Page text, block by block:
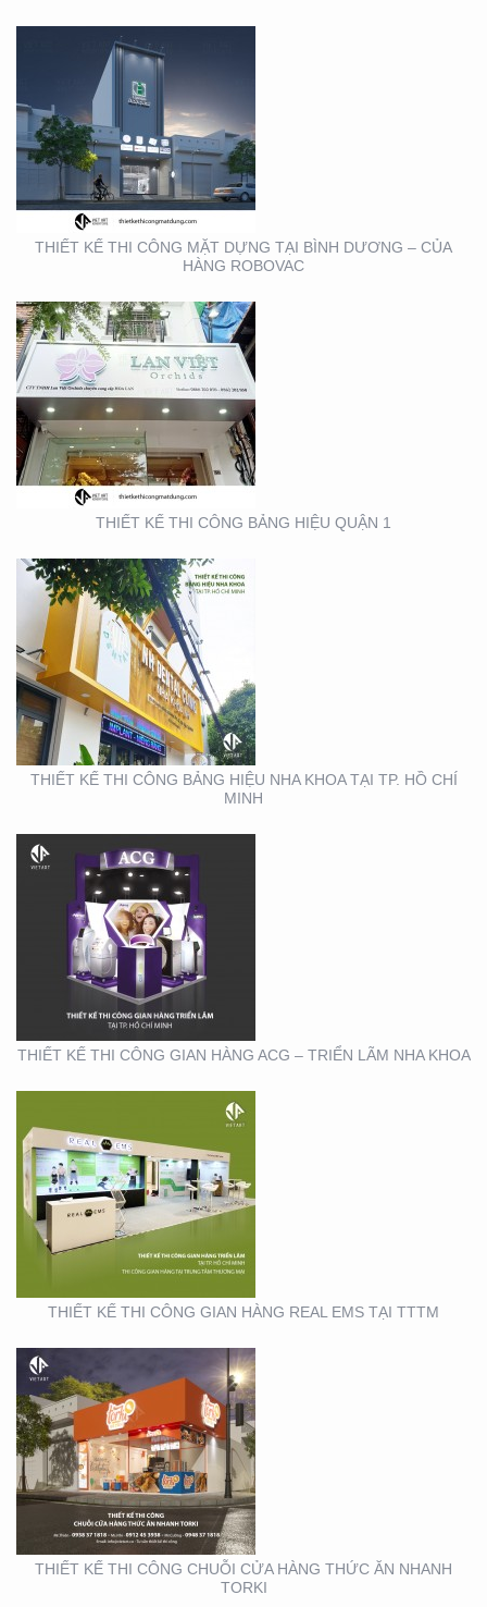
THIẾT KẾ THI CÔNG MẶT DỰNG TẠI BÌNH DƯƠNG – CỦA
HÀNG ROBOVAC
THIẾT KẾ THI CÔNG
BẢNG HIỆU QUẬN 1
THIẾT KẾ THI CÔNG BẢNG HIỆU QUẬN 1
THIẾT KẾ THI CÔNG
BẢNG HIỆU NHA KHOA
TẠI TP. HỒ CHÍ MINH
THIẾT KẾ THI CÔNG BẢNG HIỆU NHA KHOA TẠI TP. HỒ CHÍ
MINH
THIẾT KẾ THI CÔNG
GIAN HÀNG ACG –
TRIỂN LÃM NHA KHOA
THIẾT KẾ THI CÔNG GIAN HÀNG ACG – TRIỂN LÃM NHA KHOA
THIẾT KẾ THI CÔNG
GIAN HÀNG REAL EMS
TẠI TTTM
THIẾT KẾ THI CÔNG GIAN HÀNG REAL EMS TẠI TTTM
THIẾT KẾ THI CÔNG
CHUỖI CỬA HÀNG
THỨC ĂN NHANH TORKI
THIẾT KẾ THI CÔNG CHUỖI CỬA HÀNG THỨC ĂN NHANH
TORKI
SẢN XUẤT STANDEE TẠI
TP. HỒ CHÍ MINH